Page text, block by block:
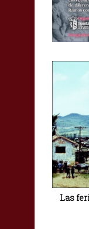
Las